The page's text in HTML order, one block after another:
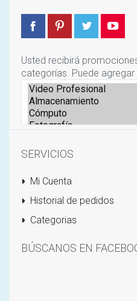
Usted recibirá
categorías. Puede
SERVICIOS
Mi Cuenta
Historial de pedidos
Categorias
BÚSCANOS EN